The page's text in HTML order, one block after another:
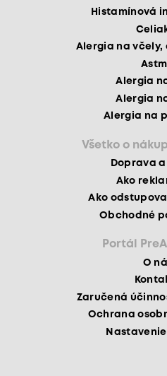
Histamínová
Alergia na včely,
Alergia
Alergia
Alergia na
Všetko o
Doprava
Ako
Ako
Obchodné
Portál
O
Zaručená
Ochrana